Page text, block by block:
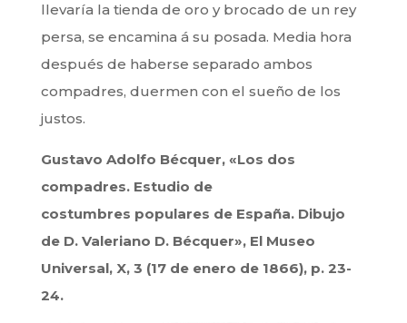
llevaría la tienda de oro y brocado de un rey
persa, se encamina á su posada. Media hora
después de haberse separado ambos
compadres, duermen con el sueño de los
justos.
Gustavo Adolfo Bécquer, «Los dos
compadres. Estudio de
costumbres populares de España. Dibujo
de D. Valeriano D. Bécquer», El Museo
Universal, X, 3 (17 de enero de 1866), p. 23-
24.